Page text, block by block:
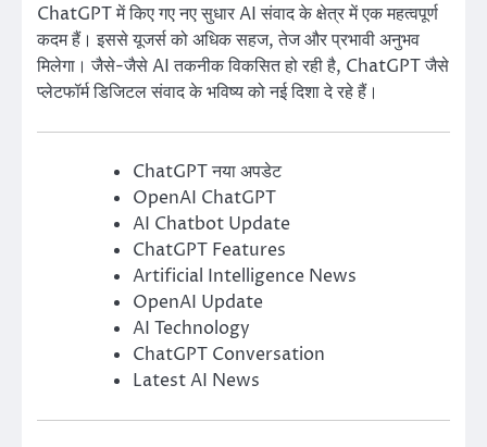
ChatGPT में किए गए नए सुधार AI संवाद के क्षेत्र में एक महत्वपूर्ण
कदम हैं। इससे यूजर्स को अधिक सहज, तेज और प्रभावी अनुभव
मिलेगा। जैसे-जैसे AI तकनीक विकसित हो रही है, ChatGPT जैसे
प्लेटफॉर्म डिजिटल संवाद के भविष्य को नई दिशा दे रहे हैं।
ChatGPT नया अपडेट
OpenAI ChatGPT
AI Chatbot Update
ChatGPT Features
Artificial Intelligence News
OpenAI Update
AI Technology
ChatGPT Conversation
Latest AI News